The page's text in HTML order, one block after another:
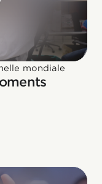
mondiale